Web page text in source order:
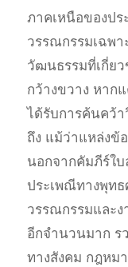
ภาคเหนือของป
วรรณกรรมเฉพ
วัฒนธรรมที่เกี่ย
กว้างขวาง หาก
ได้รับการค้นคว้า
ถึง แม้ว่าแหล่งข้
นอกจากคัมภีร์ใ
ประเพณีทางพุท
วรรณกรรมและ
อีกจำนวนมาก ร
ทางสังคม กฎหม